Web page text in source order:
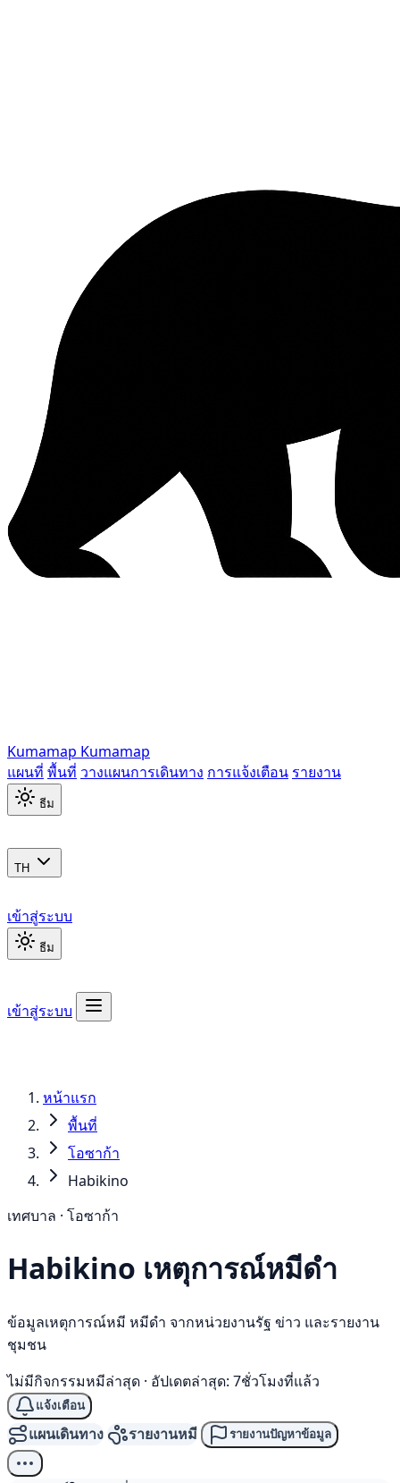
Kumamap Kumamap
แผนที่ พื้นที่ วางแผนการเดินทาง การแจ้งเตือน รายงาน
ธีม
TH
เข้าสู่ระบบ
ธีม
เข้าสู่ระบบ
หน้าแรก
พื้นที่
โอซาก้า
Habikino
เทศบาล · โอซาก้า
Habikino เหตุการณ์หมีดำ
ข้อมูลเหตุการณ์หมี หมีดำ จากหน่วยงานรัฐ ข่าว และรายงาน
ชุมชน
ไม่มีกิจกรรมหมีล่าสุด · อัปเดตล่าสุด: 7ชั่วโมงที่แล้ว
แจ้งเตือน
แผนเดินทาง รายงานหมี รายงานปัญหาข้อมูล